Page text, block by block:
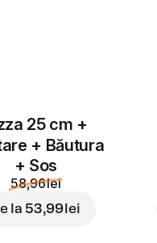
25 cm +
+ Băutura
+ Sos
58,96 lei
la 53,99 lei